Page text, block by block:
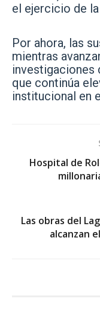
el ejercicio de
Por ahora, las
mientras
investigaciones
que continúa
institucional en
Hospital de
Las obras del
alcanzan